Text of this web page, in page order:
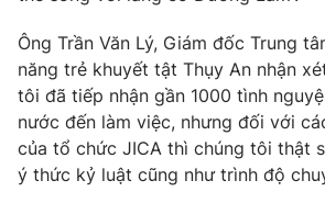
Theo dõi báo trên
Cơ quan chủ quản:Đài Truyền hình Việt
Cơ quan báo chí:Thời báo VTV
Ông Trần Văn Lý, Giám đốc Trung
năng trẻ khuyết tật Thụy An nhận
tôi đã tiếp nhận gần 1000 tình
nước đến làm việc, nhưng đối với
của tổ chức JICA thì chúng tôi thật
ý thức kỷ luật cũng như trình độ